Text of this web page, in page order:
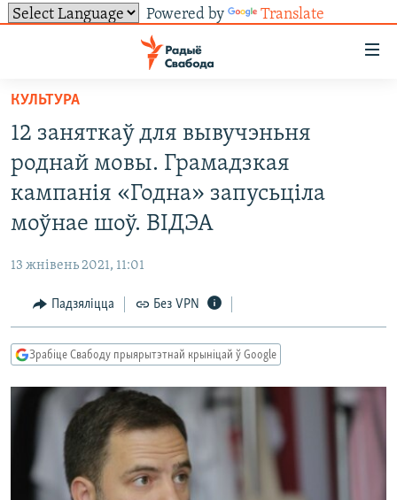
Powered by Translate
ўнівэрсальнага
доступу
Перайсьці
да
галоўнага
зьместу
Перайсьці
да
галоўнай
Перайсьці
да
пошуку
ВІДЭА І ФОТА
ЛЮДЗІ
ВАЙНА
БЕЛАРУСЫ НА ВАЙНЕ
КУЛЬТУРА
КАЛЯНДАР
ТОЛЬКІ НА СВАБОДЗЕ
БЛОГІ
КНІГІ
АЎДЫЁКНІГІ
МОВА
НА ХВАЛЯХ СВАБОДЫ
СУВЯЗЬ
АБЫСЬЦІ БЛЯКАВАНЬНЕ
ПАДПІСАЦЦА
FACEBOOK
TWITTER
САЧЫЦЕ ЗА АБНАЎЛЕНЬНЯМІ
КУЛЬТУРА
12 заняткаў для вывучэньня
роднай мовы. Грамадзкая
кампанія «Годна» запусьціла
моўнае шоў. ВІДЭА
13 жнівень 2021, 11:01
Падзяліцца Без VPN
Зрабіце Свабоду прыярытэтнай крыніцай ў Google